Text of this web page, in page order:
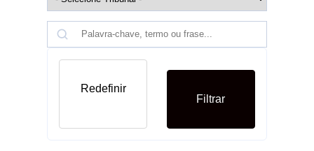
Filtrar
Redefinir